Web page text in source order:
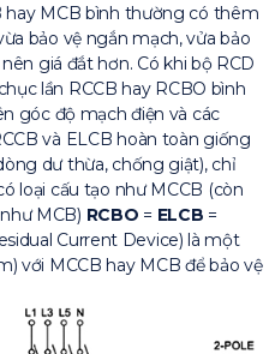
hay MCB bình thường có thêm
bảo vệ ngắn mạch, vửa bảo
giá đắt hơn. Có khi bộ RCD
lần RCCB hay RCBO bình
góc độ mạch điện và các
và ELCB hoàn toàn giống
dư thừa, chống giật), chỉ
loại cấu tạo như MCCB (còn
MCB) RCBO = ELCB =
Current Device) là một
với MCCB hay MCB để bảo vệ